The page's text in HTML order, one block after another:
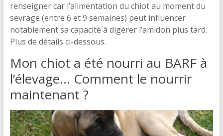
renseigner car l’alimentation du chiot au moment du
sevrage (entre 6 et 9 semaines) peut influencer
notablement sa capacité à digérer l’amidon plus tard.
Plus de détails ci-dessous.
Mon chiot a été nourri au BARF à
l’élevage… Comment le nourrir
maintenant ?